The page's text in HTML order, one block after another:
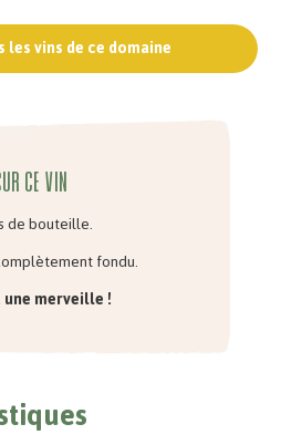
vins de ce domaine
ce vin
de bouteille.
fondu.
merveille !